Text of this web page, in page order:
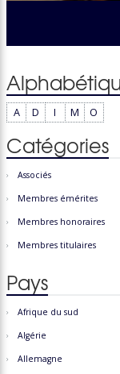
A D I M O
Catégories
Associés
Membres émérites
Membres honoraires
Membres titulaires
Pays
Afrique du sud
Algérie
Allemagne